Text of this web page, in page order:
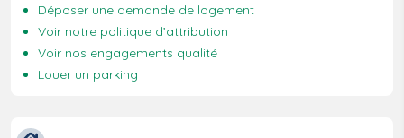
Déposer une demande de logement
Voir notre politique d’attribution
Voir nos engagements qualité
Louer un parking